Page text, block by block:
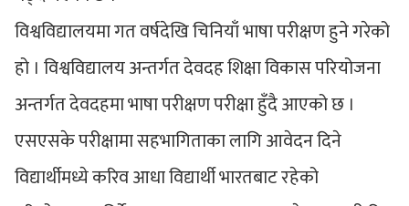
विश्वविद्यालयमा गत वर्षदेखि चिनियाँ भाषा परीक्षण हुने गरेको
हो । विश्वविद्यालय अन्तर्गत देवदह शिक्षा विकास परियोजना
अन्तर्गत देवदहमा भाषा परीक्षण परीक्षा हुँदै आएको छ ।
एसएसके परीक्षामा सहभागिताका लागि आवेदन दिने
विद्यार्थीमध्ये करिव आधा विद्यार्थी भारतबाट रहेको